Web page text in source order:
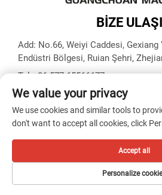
BIZE
Add: No.66, Weiyi Caddesi,
Endüstri Bölgesi, Ruian Şehri,
Tel:+86-577-65566677
E-posta:[email protected]
TİCARET ŞİRKETİ -
We value your privacy
We use cookies and similar tools to
don't want to accept all cookies, click
Personalize
Accept all